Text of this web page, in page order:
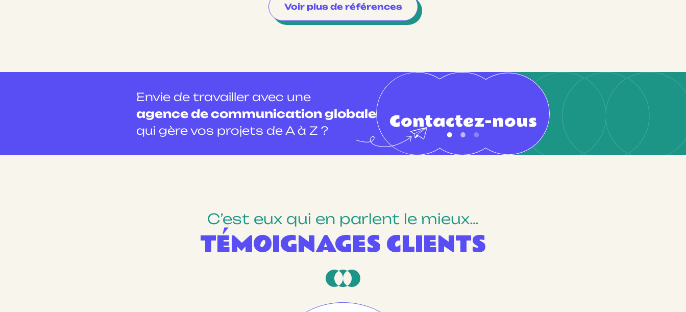
Voir plus de références
Envie de travailler avec une
agence de communication globale
qui gère vos projets de A à Z ?
Contactez-nous
C’est eux qui en parlent le mieux…
TÉMOIGNAGES CLIENTS